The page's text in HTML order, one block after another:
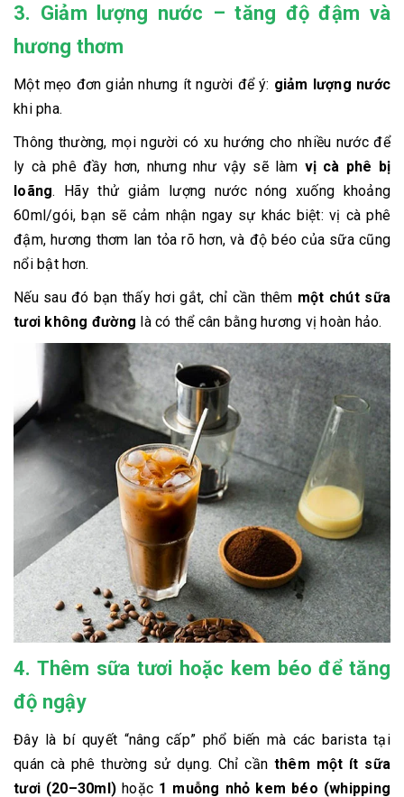
3. Giảm lượng nước – tăng độ đậm và
hương thơm
Một mẹo đơn giản nhưng ít người để ý: giảm lượng nước
khi pha.
Thông thường, mọi người có xu hướng cho nhiều nước để
ly cà phê đầy hơn, nhưng như vậy sẽ làm vị cà phê bị
loãng. Hãy thử giảm lượng nước nóng xuống khoảng
60ml/gói, bạn sẽ cảm nhận ngay sự khác biệt: vị cà phê
đậm, hương thơm lan tỏa rõ hơn, và độ béo của sữa cũng
nổi bật hơn.
Nếu sau đó bạn thấy hơi gắt, chỉ cần thêm một chút sữa
tươi không đường là có thể cân bằng hương vị hoàn hảo.
4. Thêm sữa tươi hoặc kem béo để tăng
độ ngậy
Đây là bí quyết “nâng cấp” phổ biến mà các barista tại
quán cà phê thường sử dụng. Chỉ cần thêm một ít sữa
tươi (20–30ml) hoặc 1 muỗng nhỏ kem béo (whipping